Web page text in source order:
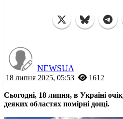
NEWSUA
18 липня 2025, 05:53 1612
Сьогодні, 18 липня, в Україні
деяких областях помірні дощі.